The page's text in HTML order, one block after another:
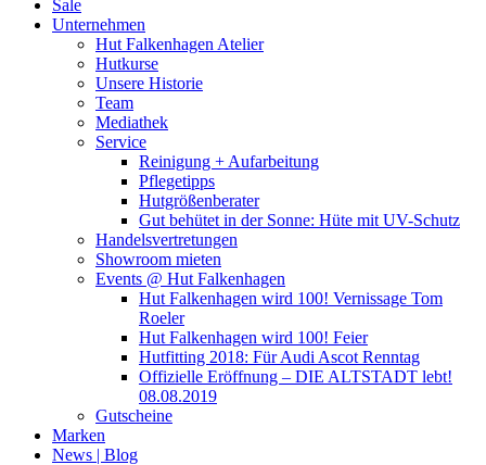
Sale
Unternehmen
Hut Falkenhagen Atelier
Hutkurse
Unsere Historie
Team
Mediathek
Service
Reinigung + Aufarbeitung
Pflegetipps
Hutgrößenberater
Gut behütet in der Sonne: Hüte mit UV-Schutz
Handelsvertretungen
Showroom mieten
Events @ Hut Falkenhagen
Hut Falkenhagen wird 100! Vernissage Tom
Roeler
Hut Falkenhagen wird 100! Feier
Hutfitting 2018: Für Audi Ascot Renntag
Offizielle Eröffnung – DIE ALTSTADT lebt!
08.08.2019
Gutscheine
Marken
News | Blog